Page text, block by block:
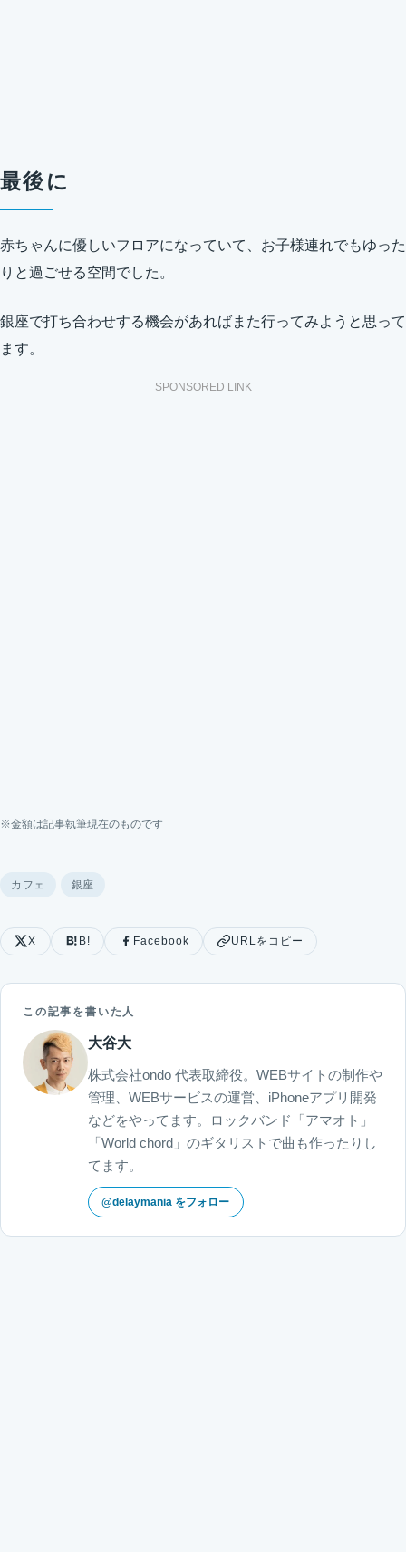
最後に
赤ちゃんに優しいフロアになっていて、お子様連れでもゆった
りと過ごせる空間でした。
銀座で打ち合わせする機会があればまた行ってみようと思って
ます。
SPONSORED LINK
※金額は記事執筆現在のものです
カフェ 銀座
X B! Facebook URLをコピー
この記事を書いた人
大谷大
株式会社ondo 代表取締役。WEBサイトの制作や
管理、WEBサービスの運営、iPhoneアプリ開発
などをやってます。ロックバンド「アマオト」
「World chord」のギタリストで曲も作ったりし
てます。
@delaymania をフォロー